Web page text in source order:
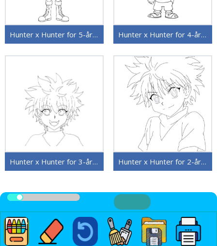
Hunter x Hunter for 5-åringer Hunter x Hunter for 4-åringer
Hunter x Hunter for 3-åringer Hunter x Hunter for 2-åringer